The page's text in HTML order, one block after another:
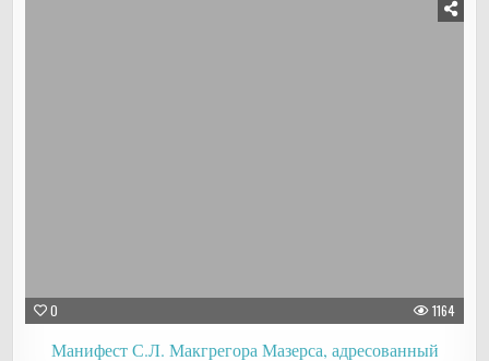
0 1164
Манифест С.Л. Макгрегора Мазерса, адресованный